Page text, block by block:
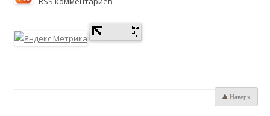
Наверх